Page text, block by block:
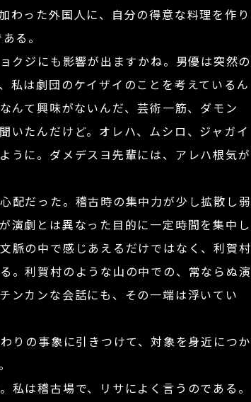
わった外国人に、自分の得意な料理を作り
る。
クジにも影響が出ますかね。男優は突然の
私は劇団のケイザイのことを考えているん
んて興味がないんだ、芸術一筋、ダモン
いたんだけど。オレハ、ムシロ、ジャガイ
うに。ダメデスヨ先輩には、アレハ根気が
配だった。稽古時の集中力が少し拡散し弱
演劇とは異なった目的に一定時間を集中し
脈の中で感じあえるだけではなく、利賀村
。利賀村のような山の中での、常ならぬ演
ンカンな会話にも、その一端は浮いてい
りの事象に引きつけて、対象を身近につか
は稽古場で、リサによく言うのである。